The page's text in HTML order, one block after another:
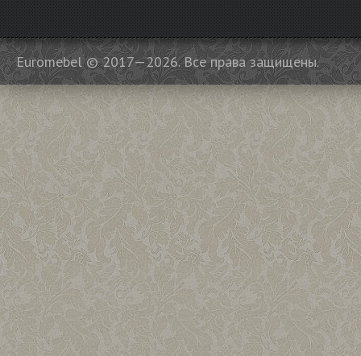
Euromebel © 2017—2026. Все права защищены.